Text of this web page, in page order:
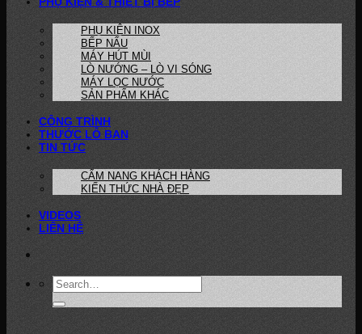
PHỤ KIỆN INOX
BẾP NẤU
MÁY HÚT MÙI
LÒ NƯỚNG – LÒ VI SÓNG
MÁY LỌC NƯỚC
SẢN PHẨM KHÁC
CÔNG TRÌNH
THƯỚC LỖ BAN
TIN TỨC
CẨM NANG KHÁCH HÀNG
KIẾN THỨC NHÀ ĐẸP
VIDEOS
LIÊN HỆ